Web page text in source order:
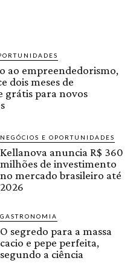
ao empreendedorismo,
dois meses de
grátis para novos
NEGÓCIOS E OPORTUNIDADES
Kellanova anuncia R$ 360
milhões de investimento
no mercado brasileiro até
2026
GASTRONOMIA
O segredo para a massa
cacio e pepe perfeita,
segundo a ciência